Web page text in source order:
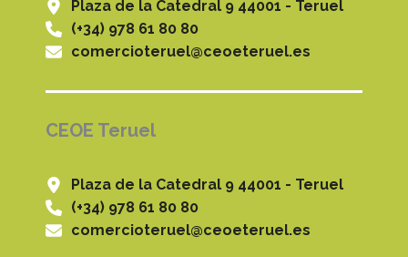
Plaza de la Catedral 9 44001 - Teruel
(+34) 978 61 80 80
comercioteruel@ceoeteruel.es
CEOE Teruel
Plaza de la Catedral 9 44001 - Teruel
(+34) 978 61 80 80
comercioteruel@ceoeteruel.es